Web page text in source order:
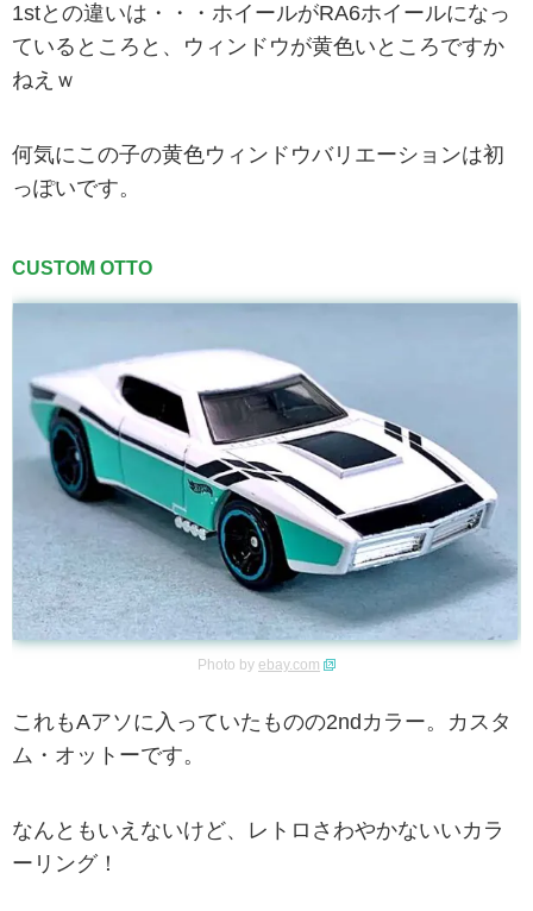
1stとの違いは・・・ホイールがRA6ホイールになっ
ているところと、ウィンドウが黄色いところですか
ねえｗ
何気にこの子の黄色ウィンドウバリエーションは初
っぽいです。
CUSTOM OTTO
Photo by ebay.com
これもAアソに入っていたものの2ndカラー。カスタ
ム・オットーです。
なんともいえないけど、レトロさわやかないいカラ
ーリング！